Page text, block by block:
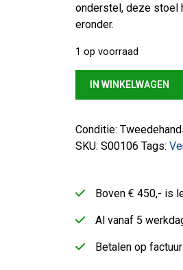
onderstel, deze stoel
eronder.
1 op voorraad
Markant verrijdbare
IN WINKELWAGEN
Conditie:
SKU:S00106 Tags:
Boven € 450,- is
Al vanaf 5
Betalen op